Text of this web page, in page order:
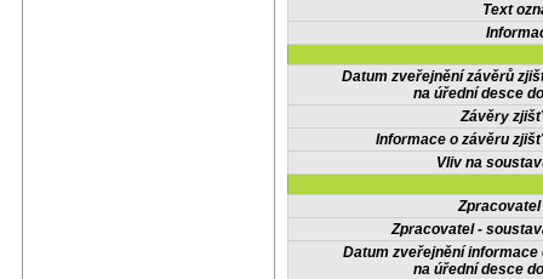
Text
Datum zveřejnění závěrů
na úřední desce
Závěry
Informace o závěru
Vliv na
Zpracovatel -
Datum zveřejnění informace
na úřední desce